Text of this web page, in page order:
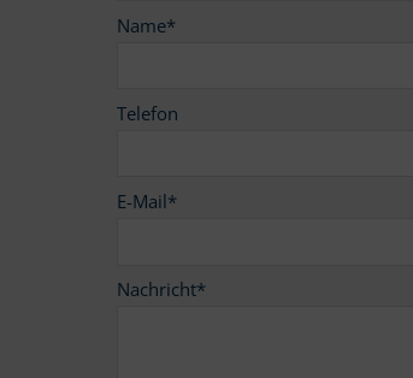
Name*
Telefon
E-Mail*
Nachricht*